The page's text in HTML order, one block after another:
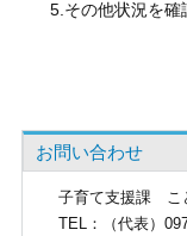
5.その他状況を確
お問い合わせ
子育て支援課
こ
TEL：（代表）